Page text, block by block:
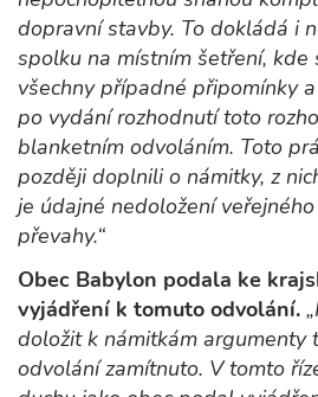
dopravní stavby. To dokládá i
spolku na místním šetření,
všechny případné připomínky
po vydání rozhodnutí toto
blanketním odvoláním. Toto
později doplnili o námitky, z
je údajné nedoložení
převahy.“
Obec Babylon podala ke
vyjádření k tomuto odvolání.
doložit k námitkám argumenty
odvolání zamítnuto. V tomto